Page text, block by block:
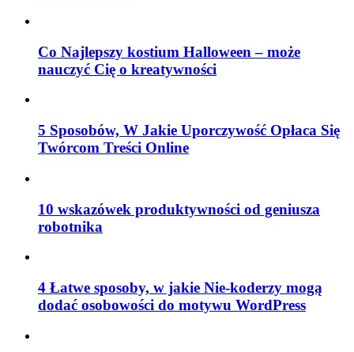
Co Najlepszy kostium Halloween – może
nauczyć Cię o kreatywności
5 Sposobów, W Jakie Uporczywość Opłaca Się
Twórcom Treści Online
10 wskazówek produktywności od geniusza
robotnika
4 Łatwe sposoby, w jakie Nie-koderzy mogą
dodać osobowości do motywu WordPress